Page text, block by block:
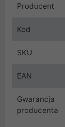
Producent
Kod
SKU
EAN
Gwarancja
producenta